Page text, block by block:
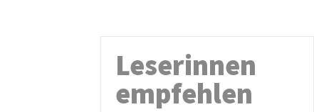
Leserinnen
empfehlen